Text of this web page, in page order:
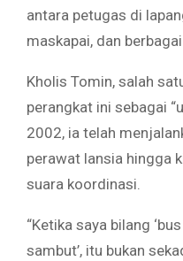
antara petugas di
maskapai, dan
Kholis Tomin, salah
perangkat ini sebagai
2002, ia telah
perawat lansia hingga
suara koordinasi.
“Ketika saya bilang
sambut’, itu bukan